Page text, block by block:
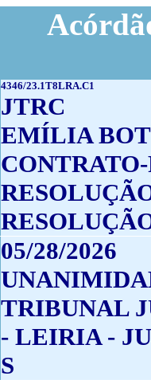
4346/23.1T8LRA.C1
JTRC
EMÍLIA
05/28/2026
TRIBUNAL
- LEIRIA -
S